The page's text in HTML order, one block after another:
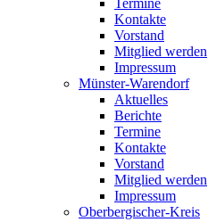
Termine
Kontakte
Vorstand
Mitglied werden
Impressum
Münster-Warendorf
Aktuelles
Berichte
Termine
Kontakte
Vorstand
Mitglied werden
Impressum
Oberbergischer-Kreis